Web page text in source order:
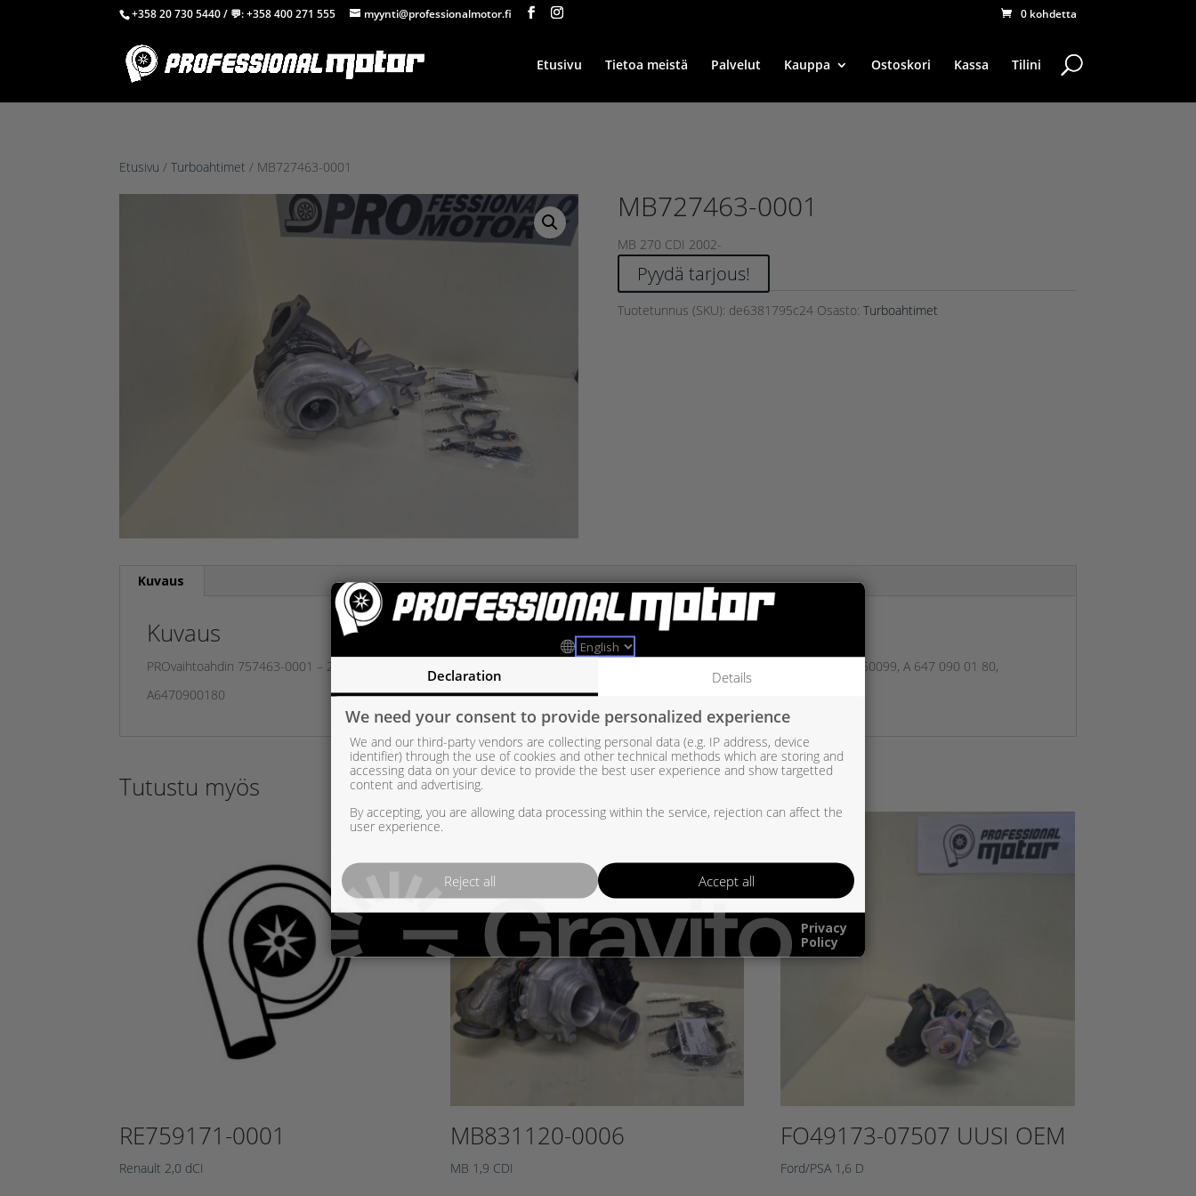
+358 20 730 5440/ 💬:+358 400 271 555 myynti@professionalmotor.fi 0 kohdetta
Etusivu Tietoa meistä Palvelut Kauppa Ostoskori Kassa Tilini
Etusivu /Turboahtimet / MB727463-0001
MB727463-0001
MB 270 CDI 2002-
Pyydä tarjous!
Tuotetunnus (SKU): de6381795c24 Osasto: Turboahtimet
Kuvaus
Kuvaus
PROvaihtoahdin 757463-0001 – 270 CDI 5 syl sähkösäädin. – Asennustiivistesarja 1900 100 016, OEM: A6470960099,A 647 090 01 80,
A6470900180
Tutustu myös
RE759171-0001
Renault 2,0 dCI
MB831120-0006
MB 1,9 CDI
FO49173-07507 UUSI OEM
Ford/PSA 1,6 D
Declaration Details
We need your consent to provide personalized experience
We and our third-party vendors are collecting personal data (e.g. IP address, device
identifier) through the use of cookies and other technical methods which are storing and
accessing data on your device to provide the best user experience and show targetted
content and advertising.
By accepting, you are allowing data processing within the service, rejection can affect the
user experience.
Accept all
Reject all
Privacy
Policy